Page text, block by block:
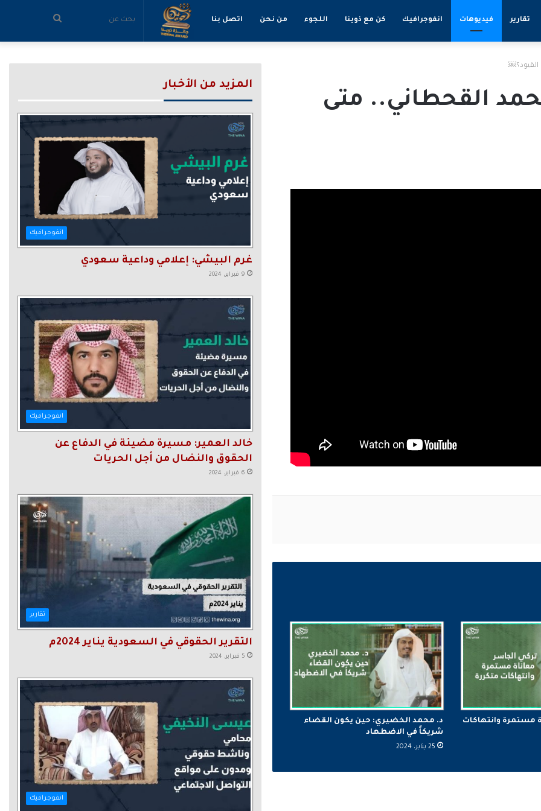
تقارير فيديوهات انفوجرافيك كن مع ذوينا اللجوء من نحن اتصل بنا بحث
عن
القحطاني.. متى
مستمرة وانتهاكات
د. محمد الخضيري: حين يكون القضاء
شريكاً في الاضطهاد
25 يناير، 2024
المزيد من الأخبار
انفوجرافيك
غرم البيشي: إعلامي وداعية سعودي
9 فبراير، 2024
انفوجرافيك
خالد العمير: مسيرة مضيئة في الدفاع عن
الحقوق والنضال من أجل الحريات
6 فبراير، 2024
تقارير
التقرير الحقوقي في السعودية يناير 2024م
5 فبراير، 2024
انفوجرافيك